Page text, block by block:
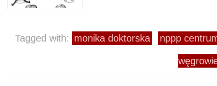
Tagged with: monika doktorska nppp